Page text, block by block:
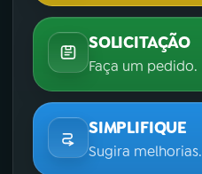
SOLICITAÇÃO
Faça um pedido.
SIMPLIFIQUE
Sugira melhorias.